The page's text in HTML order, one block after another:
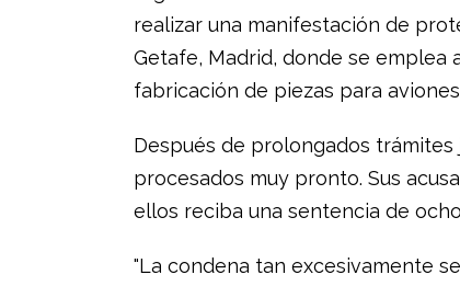
realizar una manifestación de
Getafe, Madrid, donde se emplea
fabricación de piezas para
Después de prolongados trámites
procesados muy pronto. Sus
ellos reciba una sentencia de
"La condena tan excesivamente